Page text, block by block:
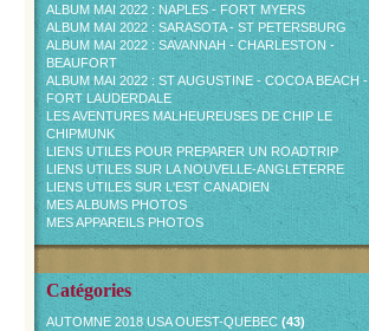
ALBUM MAI 2022 : NAPLES - FORT MYERS
ALBUM MAI 2022 : SARASOTA - ST PETERSBURG
ALBUM MAI 2022 : SAVANNAH - CHARLESTON -
BEAUFORT
ALBUM MAI 2022 : ST AUGUSTINE - COCOA BEACH -
FORT LAUDERDALE
LES AVENTURES MALHEUREUSES DE CHIP LE
CHIPMUNK
LIENS UTILES POUR PREPARER UN ROADTRIP
LIENS UTILES SUR LA NOUVELLE-ANGLETERRE
LIENS UTILES SUR L'EST CANADIEN
MES ALBUMS PHOTOS
MES APPAREILS PHOTOS
Catégories
AUTOMNE 2018 USA OUEST-QUEBEC (43)